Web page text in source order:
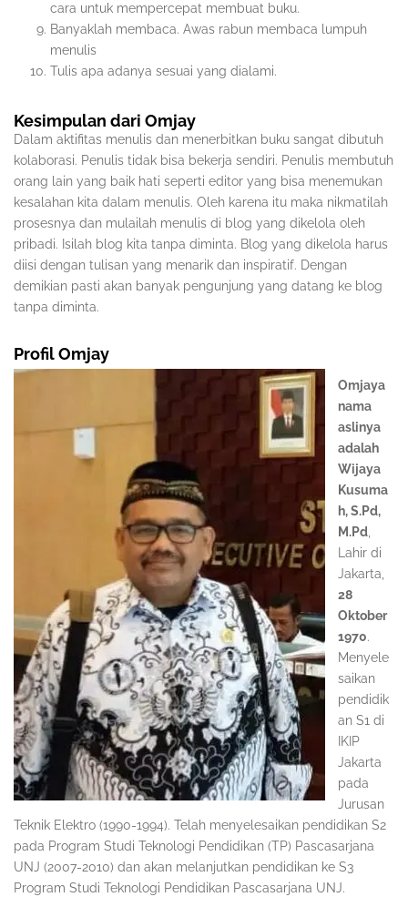
cara untuk mempercepat membuat buku.
Banyaklah membaca. Awas rabun membaca lumpuh
menulis
Tulis apa adanya sesuai yang dialami.
Kesimpulan dari Omjay
Dalam aktifitas menulis dan menerbitkan buku sangat dibutuh
kolaborasi. Penulis tidak bisa bekerja sendiri. Penulis membutuh
orang lain yang baik hati seperti editor yang bisa menemukan
kesalahan kita dalam menulis. Oleh karena itu maka nikmatilah
prosesnya dan mulailah menulis di blog yang dikelola oleh
pribadi. Isilah blog kita tanpa diminta. Blog yang dikelola harus
diisi dengan tulisan yang menarik dan inspiratif. Dengan
demikian pasti akan banyak pengunjung yang datang ke blog
tanpa diminta.
Profil Omjay
Omjaya
nama
aslinya
adalah
Wijaya
Kusuma
h, S.Pd,
M.Pd,
Lahir di
Jakarta,
28
Oktober
1970.
Menyele
saikan
pendidik
an S1 di
IKIP
Jakarta
pada
Jurusan
Teknik Elektro (1990-1994). Telah menyelesaikan pendidikan S2
pada Program Studi Teknologi Pendidikan (TP) Pascasarjana
UNJ (2007-2010) dan akan melanjutkan pendidikan ke S3
Program Studi Teknologi Pendidikan Pascasarjana UNJ.